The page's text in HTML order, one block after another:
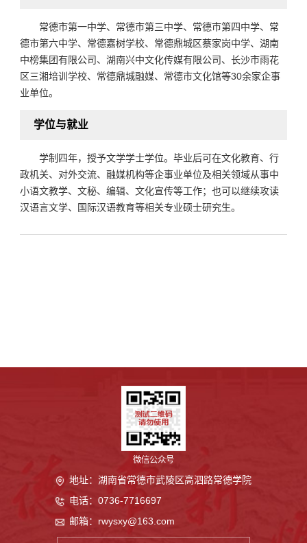
常德市第一中学、常德市第三中学、常德市第四中学、常
德市第六中学、常德嘉树学校、常德鼎城区蔡家岗中学、湖南
中榜集团有限公司、湖南兴中文化传媒有限公司、长沙市雨花
区三湘培训学校、常德鼎城融媒、常德市文化馆等30余家企事
业单位。
学位与就业
学制四年，授予文学学士学位。毕业后可在文化教育、行
政机关、对外交流、融媒机构等企事业单位及相关领域从事中
小语文教学、文秘、编辑、文化宣传等工作；也可以继续攻读
汉语言文学、国际汉语教育等相关专业硕士研究生。
地址：湖南省常德市武陵区高泗路常德学院
电话：0736-7716697
邮箱：rwysxy@163.com
微信公众号